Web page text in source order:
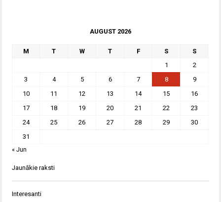
AUGUST 2026
M T W T F S
S
1
2
3
4 5 6 7 8
9
10
11 12 13 14 15
16
17
18 19 20 21 22
23
24
25 26 27 28 29
30
31
« Jun
Jaunākie raksti
Interesanti